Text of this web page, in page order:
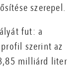
szerepel.
fut: a
szerint az
milliárd liter